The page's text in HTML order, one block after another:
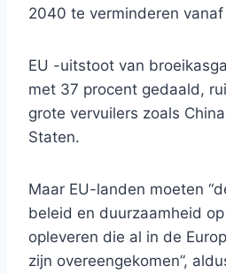
2040 te verminderen
EU -uitstoot van
met 37 procent gedaald,
grote vervuilers zoals
Staten.
Maar EU-landen moeten
beleid en duurzaamheid
opleveren die al in de
zijn overeengekomen”,